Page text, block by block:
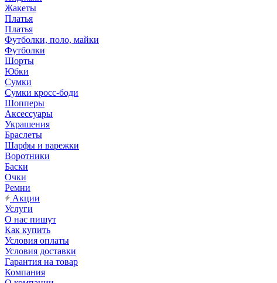
Жакеты
Платья
Платья
Футболки, поло, майки
Футболки
Шорты
Юбки
Сумки
Сумки кросс-боди
Шопперы
Аксессуары
Украшения
Браслеты
Шарфы и варежки
Воротники
Баски
Очки
Ремни
Акции
Услуги
О нас пишут
Как купить
Условия оплаты
Условия доставки
Гарантия на товар
Компания